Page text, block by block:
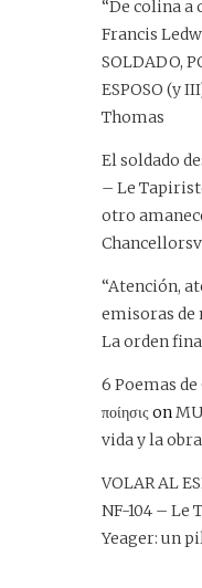
“De colina a
Francis
SOLDADO,
ESPOSO (y
Thomas
El soldado
– Le
otro
“Atención,
emisoras de
La orden
6 Poemas
ποίησις on
vida y la
VOLAR AL
NF-104 – Le
Yeager: un